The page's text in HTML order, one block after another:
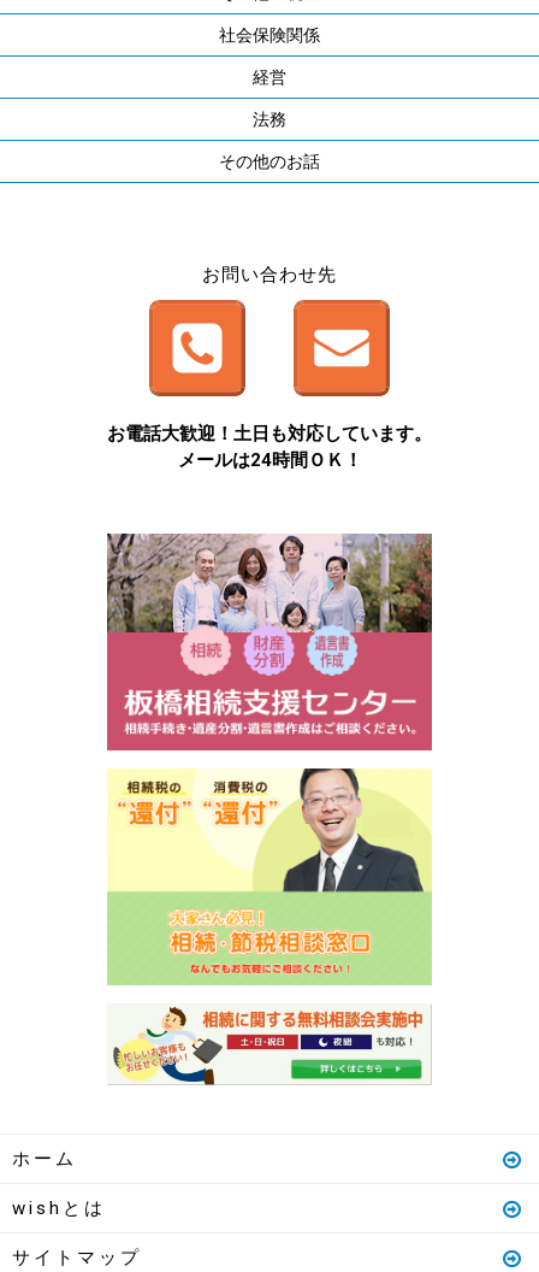
社会保険関係
経営
法務
その他のお話
お問い合わせ先
お電話大歓迎！土日も対応しています。
メールは24時間ＯＫ！
ホーム
wishとは
サイトマップ